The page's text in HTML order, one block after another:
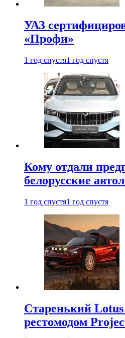
УАЗ
«Профи»
1 год спустя1 год спустя
Кому отдали
белорусские
1 год спустя1 год спустя
Старенький Lotus
рестомодом